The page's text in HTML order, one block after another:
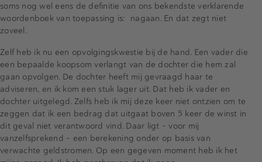
soms nog wel eens de definitie van ons bekendste verklarende
woordenboek van toepassing is: nagaan. En dat zegt niet
zoveel.
Zelf heb ik nu een opvolgingskwestie bij de hand. Een vader die
een bepaalde koopsom verlangt van de dochter die hem zal
gaan opvolgen. De dochter heeft mij gevraagd haar te
adviseren, en ik kom een stuk lager uit. Dat heb ik vader en
dochter uitgelegd. Zelfs heb ik mij deze keer niet ontzien om te
zeggen dat ik een bedrag dat uitgaat boven 5 keer de winst in
dit geval niet verantwoord vind. Daar ligt - voor mij
vanzelfsprekend - een berekening onder op basis van
verwachte geldstromen. Op een gegeven moment heb ik het